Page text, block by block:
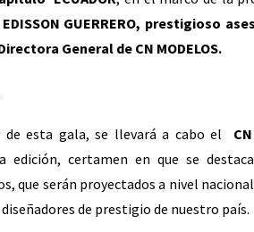
GUERRERO, prestigioso
General de CN MODELOS.
de esta gala, se llevará a cabo el
edición, certamen en que se
que serán proyectados a nivel
de prestigio de nuestro país.